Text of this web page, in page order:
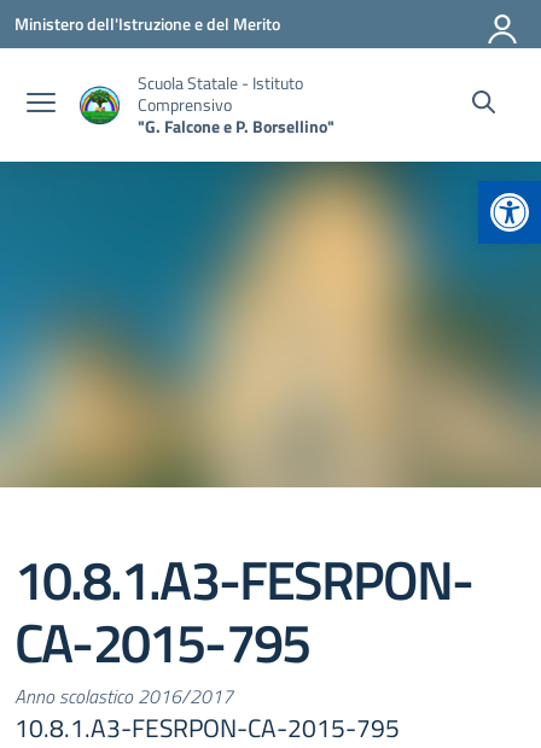
Vai ai contenuti
Vai al menu di navigazione
Vai al footer
Ministero dell'Istruzione e del Merito
Scuola Statale - Istituto
Comprensivo
"G. Falcone e P. Borsellino"
10.8.1.A3-FESRPON-
CA-2015-795
Anno scolastico 2016/2017
10.8.1.A3-FESRPON-CA-2015-795